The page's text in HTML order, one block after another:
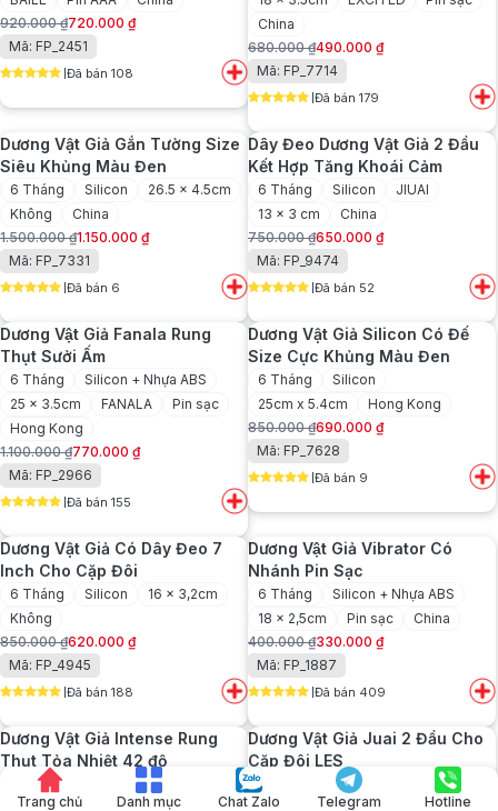
920.000₫
Giá
gốc
là:
920.000 ₫.
720.000 ₫
Giá
hiện
tại
là:
Mã: FP_2451
Đã bán 108
China
680.000₫
Giá
gốc
là:
680.000 ₫.
490.000 ₫
Giá
hiện
tại
là:
490.000 ₫.
Mã: FP_7714
Đã bán 179
Dương Vật Giả Gắn Tường Size
Siêu Khủng Màu Đen
6 Tháng Silicon
26.5 x 4.5cm
Không
China
1.500.000₫
Giá
gốc
là:
1.500.000 ₫.
1.150.000 ₫
Giá
hiện
tại
là:
1.150.000 ₫.
Mã: FP_7331
Đã bán 6
Dây Đeo Dương Vật Giả 2 Đầu
Kết Hợp Tăng Khoái Cảm
6 Tháng Silicon
JIUAI
13 x 3 cm
China
750.000₫
Giá
gốc
là:
750.000 ₫.
650.000 ₫
Giá
hiện
tại
là:
650.000 ₫.
Mã: FP_9474
Đã bán 52
Dương Vật Giả Fanala Rung
Thụt Sưởi Ấm
6 Tháng
Silicon + Nhựa ABS
25 x 3.5cm
FANALA
Pin sạc
Hong Kong
1.100.000₫
Giá
gốc
là:
1.100.000 ₫.
770.000 ₫
Giá
hiện
tại
là:
770.000 ₫.
Mã: FP_2966
Đã bán 155
Dương Vật Giả Silicon Có Đế
Size Cực Khủng Màu Đen
6 Tháng
Silicon
25cm x 5.4cm
Hong Kong
850.000₫
Giá
gốc
là:
850.000 ₫.
690.000 ₫
Giá
hiện
tại
là:
690.000 ₫.
Mã: FP_7628
Đã bán 9
Dương Vật Giả Có Dây Đeo 7
Inch Cho Cặp Đôi
6 Tháng Silicon
16 x 3,2cm
Không
850.000₫
Giá
gốc
là:
850.000 ₫.
620.000 ₫
Giá
hiện
tại
là:
620.000 ₫.
Mã: FP_4945
Đã bán 188
Dương Vật Giả Vibrator Có
Nhánh Pin Sạc
6 Tháng
Silicon + Nhựa ABS
18 x 2,5cm
Pin sạc
China
400.000₫
Giá
gốc
là:
400.000 ₫.
330.000 ₫
Giá
hiện
tại
là:
330.000 ₫.
Mã: FP_1887
Đã bán 409
Dương Vật Giả Intense Rung
Thụt Tỏa Nhiệt 42 độ
6 Tháng
Silicon + Nhựa ABS
Dương Vật Giả Juai 2 Đầu Cho
Cặp Đôi LES
6 Tháng Silicon
Trang chủ Danh mục Chat Zalo Telegram Hotline